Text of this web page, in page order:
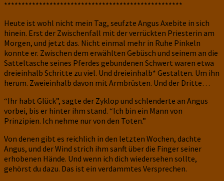
***************************************************
Heute ist wohl nicht mein Tag, seufzte Angus Axebite in sich
hinein. Erst der Zwischenfall mit der verrückten Priesterin am
Morgen, und jetzt das. Nicht einmal mehr in Ruhe Pinkeln
konnte er. Zwischen dem erwählten Gebüsch und seinem an die
Satteltasche seines Pferdes gebundenen Schwert waren etwa
dreieinhalb Schritte zu viel. Und dreieinhalb* Gestalten. Um ihn
herum. Zweieinhalb davon mit Armbrüsten. Und der Dritte…
“Ihr habt Glück”, sagte der Zyklop und schlenderte an Angus
vorbei, bis er hinter ihm stand. “Ich bin ein Mann von
Prinzipien. Ich nehme nur von den Toten.”
Von denen gibt es reichlich in den letzten Wochen, dachte
Angus, und der Wind strich ihm sanft über die Finger seiner
erhobenen Hände. Und wenn ich dich wiedersehen sollte,
gehörst du dazu. Das ist ein verdammtes Versprechen.